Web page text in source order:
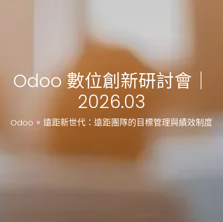
Odoo 數位創新研討會｜
2026.03
Odoo × 遠距新世代：遠距團隊的目標管理與績效制度